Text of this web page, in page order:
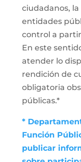
ciudadanos,
entidades
control a
En este
atender lo
rendición de
obligatoria
públicas.*
*
Función
publicar